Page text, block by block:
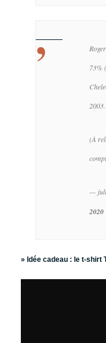
73%
2003.
(À
—
2020
» Idée cadeau : le t-shirt